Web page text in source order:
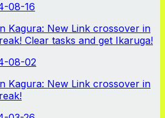
08-16
Kagura: New Link crossover in
Clear tasks and get Ikaruga!
08-02
Kagura: New Link crossover in